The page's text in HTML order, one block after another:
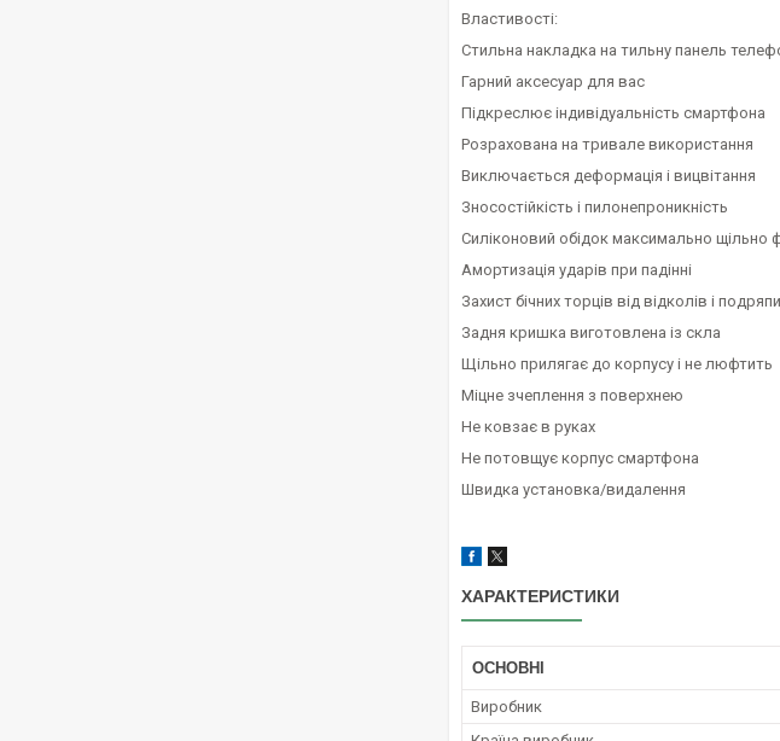
Властивості:
Стильна накладка на тильну панель
Гарний аксесуар для вас
Підкреслює індивідуальність смартфона
Розрахована на тривале використання
Виключається деформація і вицвітання
Зносостійкість і пилонепроникність
Силіконовий обідок максимально щільно
Амортизація ударів при падінні
Захист бічних торців від відколів і
Задня кришка виготовлена із скла
Щільно прилягає до корпусу і не люфтить
Міцне зчеплення з поверхнею
Не ковзає в руках
Не потовщує корпус смартфона
Швидка установка/видалення
ХАРАКТЕРИСТИКИ
ОСНОВНІ
Виробник